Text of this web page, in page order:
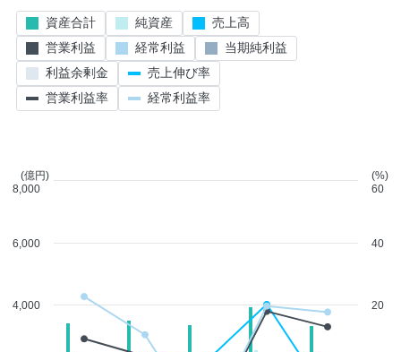
4,000
6,000
(億円)
8,000
20
40
(%)
60
資産合計 純資産
売上高
営業利益
経常利益
当期純利益
利益余剰金
売上伸び率
営業利益率
経常利益率